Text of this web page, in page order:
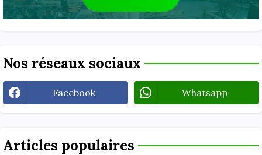
Nos réseaux sociaux
Facebook Whatsapp
Articles populaires